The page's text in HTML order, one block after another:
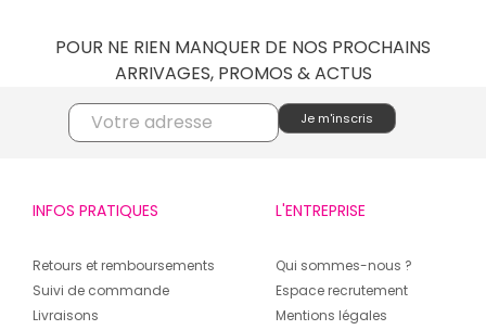
POUR NE RIEN MANQUER DE NOS PROCHAINS
ARRIVAGES, PROMOS & ACTUS
INFOS PRATIQUES
Retours et remboursements
Suivi de commande
Livraisons
L'ENTREPRISE
Qui sommes-nous ?
Espace recrutement
Mentions légales